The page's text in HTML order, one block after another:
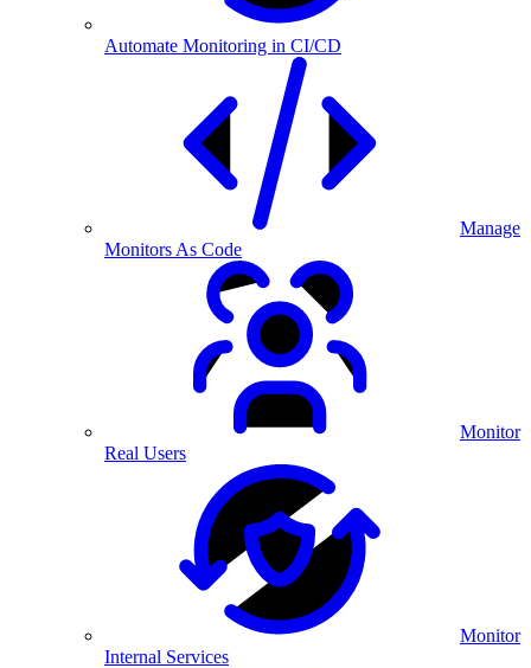
Automate Monitoring in CI/CD
Manage
Monitors As Code
Monitor
Real Users
Monitor
Internal Services